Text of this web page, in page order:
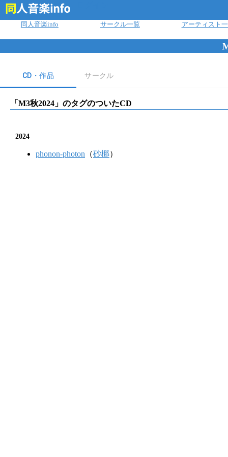
同人音楽info サークル一覧 アーティスト
CD・作品 サークル
「 M3秋2024 」のタグのついたCD
2024
phonon-photon （砂梛）